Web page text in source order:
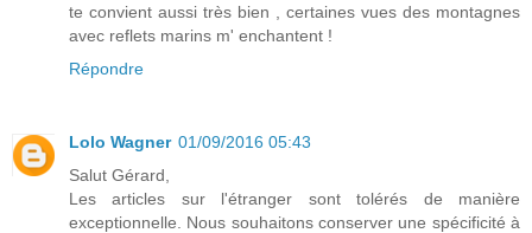
te convient aussi très bien , certaines vues des montagnes
avec reflets marins m' enchantent !
Répondre
Lolo Wagner 01/09/2016 05:43
Salut Gérard,
Les articles sur l'étranger sont tolérés de manière
exceptionnelle. Nous souhaitons conserver une spécificité à